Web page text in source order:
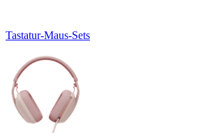
Tastatur-Maus-Sets